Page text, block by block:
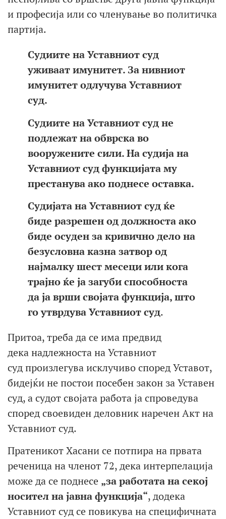
и професија или со членување во политичка
партија.
Судиите на Уставниот суд
уживаат имунитет. За нивниот
имунитет одлучува Уставниот
суд.
Судиите на Уставниот суд не
подлежат на обврска во
вооружените сили. На судија на
Уставниот суд функцијата му
престанува ако поднесе оставка.
Судијата на Уставниот суд ќе
биде разрешен од должноста ако
биде осуден за кривично дело на
безусловна казна затвор од
најмалку шест месеци или кога
трајно ќе ја загуби способноста
да ја врши својата функција, што
го утврдува Уставниот суд.
Притоа, треба да се има предвид
дека надлежноста на Уставниот
суд произлегува исклучиво според Уставот,
бидејќи не постои посебен закон за Уставен
суд, а судот својата работа ја спроведува
според своевиден деловник наречен Акт на
Уставниот суд.
Пратеникот Хасани се потпира на првата
реченица на членот 72, дека интерпелација
може да се поднесе „за работата на секој
носител на јавна функција“, додека
Уставниот суд се повикува на специфичната